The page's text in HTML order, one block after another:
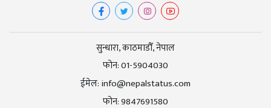
सुन्धारा, काठमाडौँ, नेपाल
फोन:01-5904030
ईमेल: info@nepalstatus.com
फोन:9847691580